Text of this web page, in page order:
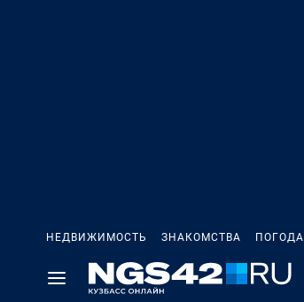
НЕДВИЖИМОСТЬ ЗНАКОМСТВА ПОГОДА